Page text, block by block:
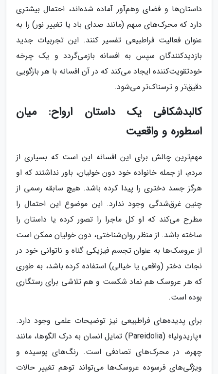
داستان‌ها و فضای وهم‌آور آماده شده‌اند، احتمال بیشتری
دارد که محرک‌های مبهم (مانند صدای باد یا تغییر نور) را به
عنوان فعالیت فراطبیعی تفسیر کنند. این تجربیات جدید
بازدیدکنندگان سپس به افسانه بازمی‌گردد و یک چرخه
خودتقویت‌کننده ایجاد می‌کند که در آن افسانه با هر بازگویی
دقیق‌تر و ترسناک‌تر می‌شود.
کالبدشکافی یک داستان ارواح: میان
اسطوره و واقعیت
مهم‌ترین چالش برای این افسانه این است که بسیاری از
مردم، از جمله خانواده خود دون خولیان، باور نداشتند که او
هرگز جسد دختری را پیدا کرده باشد. هیچ سابقه رسمی از
چنین غرق‌شدگی وجود ندارد. این موضوع این احتمال را
مطرح می‌کند که او کل ماجرا را تصور کرده یا داستان را
ساخته باشد. از منظر روان‌شناختی، دون خولیان ممکن است
از عروسک‌ها به عنوان تجسم فیزیکی گناه و ناتوانی خود در
نجات دختر (واقعی یا خیالی) استفاده کرده باشد، به طوری
که هر عروسک هم نماد شکست و هم تلاشی برای رستگاری
بوده است.
برای پدیده‌های فراطبیعی نیز توضیحات علمی وجود دارد.
«پاریدولیا» (Pareidolia) تمایل انسان به درک الگوها، مانند
چهره، در محرک‌های تصادفی است. رنگ‌های پوسیده و
ویژگی‌های فرسوده عروسک‌ها می‌تواند توهم تغییر حالات